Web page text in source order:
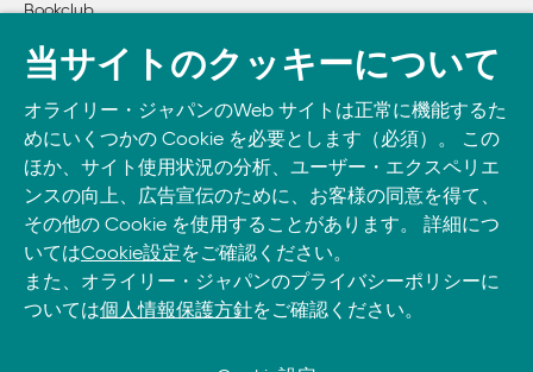
    4.1　全部やる
    4.2　時間
    4.3　リソース制約
    4.4　プロジェクトを選ぶ
    4.5　まとめ
5章　大規模プロジェクトをリードする
    5.1　プロジェクトのライフサイクル
    5.2　プロジェクトの始まり
    5.3　プロジェクトの推進
    5.4　まとめ
Bookclub
書籍注文
Take O’Reilly with you and learn anywhere, anytime on your
phone
and tablet.
当サイトのクッキーについて
オライリー・ジャパンのWeb サイトは正常に機能するた
めにいくつかの Cookie を必要とします（必須）。 この
ほか、サイト使用状況の分析、ユーザー・エクスペリエ
ンスの向上、広告宣伝のために、お客様の同意を得て、
その他の Cookie を使用することがあります。 詳細につ
いてはCookie設定をご確認ください。
また、オライリー・ジャパンのプライバシーポリシーに
ついては個人情報保護方針をご確認ください。